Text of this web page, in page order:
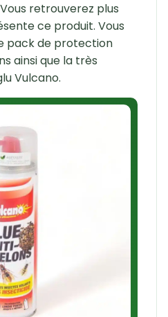
retrouverez plus
ce produit. Vous
pack de protection
ainsi que la très
Vulcano.